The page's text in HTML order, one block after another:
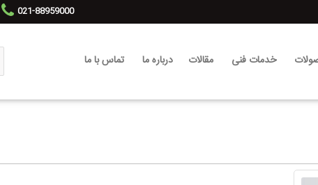
021-88959000
خدمات فنی مقالات درباره ما تماس با ما